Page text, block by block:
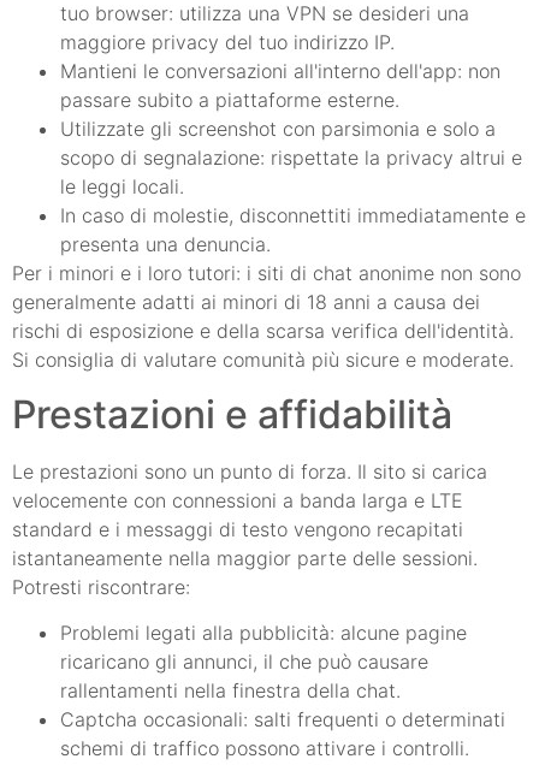
tuo browser: utilizza una VPN se desideri una
maggiore privacy del tuo indirizzo IP.
Mantieni le conversazioni all'interno dell'app: non
passare subito a piattaforme esterne.
Utilizzate gli screenshot con parsimonia e solo a
scopo di segnalazione: rispettate la privacy altrui e
le leggi locali.
In caso di molestie, disconnettiti immediatamente e
presenta una denuncia.
Per i minori e i loro tutori: i siti di chat anonime non sono
generalmente adatti ai minori di 18 anni a causa dei
rischi di esposizione e della scarsa verifica dell'identità.
Si consiglia di valutare comunità più sicure e moderate.
Prestazioni e affidabilità
Le prestazioni sono un punto di forza. Il sito si carica
velocemente con connessioni a banda larga e LTE
standard e i messaggi di testo vengono recapitati
istantaneamente nella maggior parte delle sessioni.
Potresti riscontrare:
Problemi legati alla pubblicità: alcune pagine
ricaricano gli annunci, il che può causare
rallentamenti nella finestra della chat.
Captcha occasionali: salti frequenti o determinati
schemi di traffico possono attivare i controlli.